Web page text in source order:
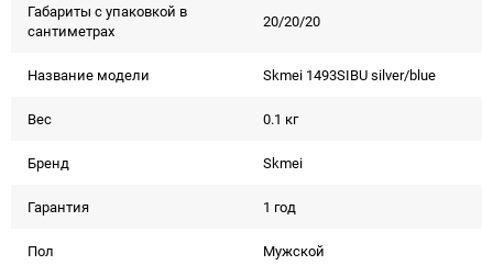
Габариты с упаковкой в
сантиметрах
20/20/20
Название модели Skmei 1493SIBU silver/blue
Вес 0.1 кг
Бренд Skmei
Гарантия 1 год
Пол Мужской